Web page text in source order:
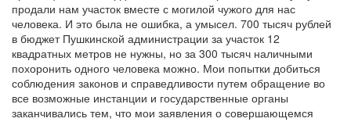
продали нам участок вместе с могилой чужого для нас
человека. И это была не ошибка, а умысел. 700 тысяч рублей
в бюджет Пушкинской администрации за участок 12
квадратных метров не нужны, но за 300 тысяч наличными
похоронить одного человека можно. Мои попытки добиться
соблюдения законов и справедливости путем обращение во
все возможные инстанции и государственные органы
заканчивались тем, что мои заявления о совершающемся